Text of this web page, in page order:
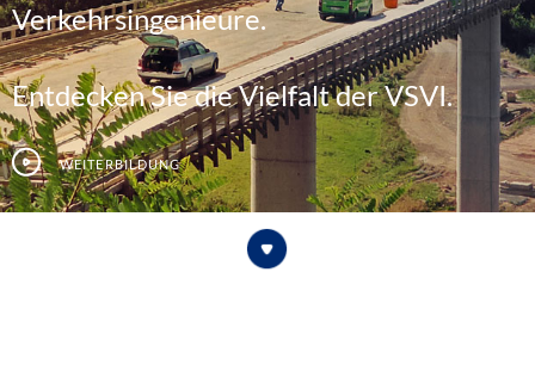
Verkehrsingenieure.
Entdecken Sie die Vielfalt der VSVI.
Weiterbildung